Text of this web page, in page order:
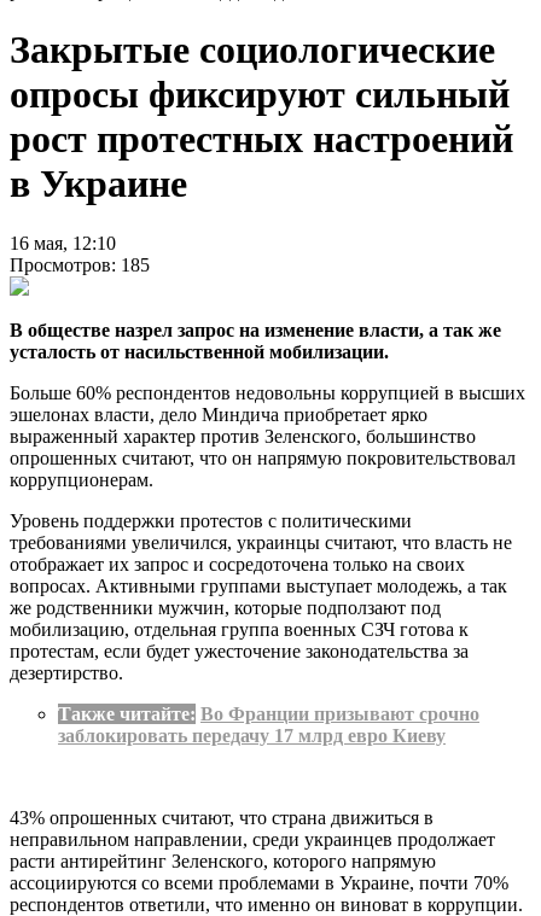
Закрытые социологические
опросы фиксируют сильный
рост протестных настроений
в Украине
16 мая, 12:10
Просмотров: 185
В обществе назрел запрос на изменение власти, а так же
усталость от насильственной мобилизации.
Больше 60% респондентов недовольны коррупцией в высших
эшелонах власти, дело Миндича приобретает ярко
выраженный характер против Зеленского, большинство
опрошенных считают, что он напрямую покровительствовал
коррупционерам.
Уровень поддержки протестов с политическими
требованиями увеличился, украинцы считают, что власть не
отображает их запрос и сосредоточена только на своих
вопросах. Активными группами выступает молодежь, а так
же родственники мужчин, которые подползают под
мобилизацию, отдельная группа военных СЗЧ готова к
протестам, если будет ужесточение законодательства за
дезертирство.
Также читайте: Во Франции призывают срочно
заблокировать передачу 17 млрд евро Киеву
43% опрошенных считают, что страна движиться в
неправильном направлении, среди украинцев продолжает
расти антирейтинг Зеленского, которого напрямую
ассоциируются со всеми проблемами в Украине, почти 70%
респондентов ответили, что именно он виноват в коррупции.